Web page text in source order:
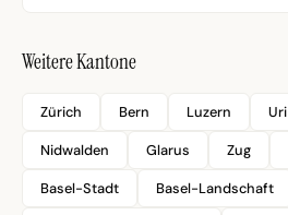
Weitere Kantone
Zürich Bern Luzern Uri
Nidwalden Glarus Zug
Basel-Stadt Basel-Landschaft